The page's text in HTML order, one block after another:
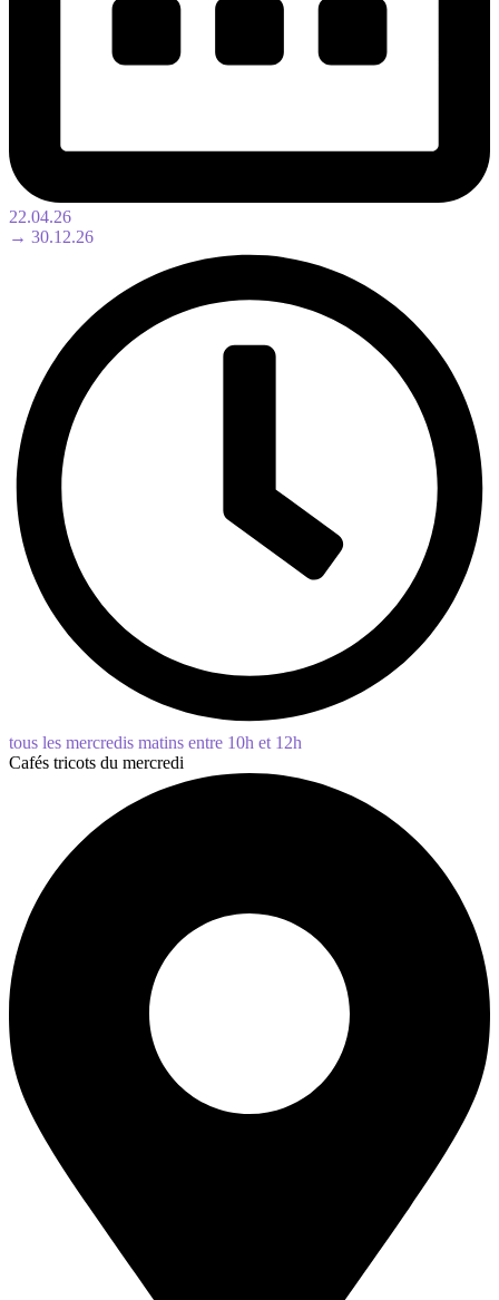
22.04.26
→ 30.12.26
tous les mercredis matins entre 10h et 12h
Cafés tricots du mercredi